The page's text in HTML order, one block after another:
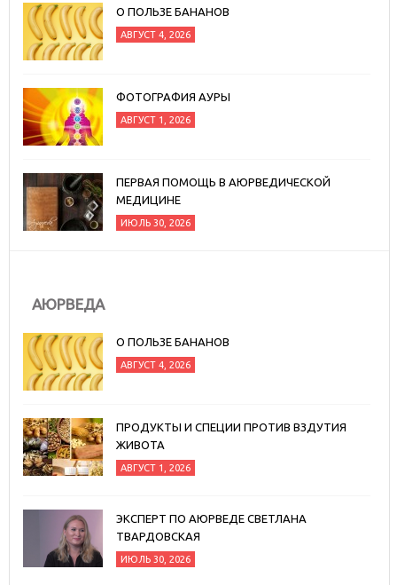
О ПОЛЬЗЕ БАНАНОВ
АВГУСТ 4, 2026
ФОТОГРАФИЯ АУРЫ
АВГУСТ 1, 2026
ПЕРВАЯ ПОМОЩЬ В АЮРВЕДИЧЕСКОЙ
МЕДИЦИНЕ
ИЮЛЬ 30, 2026
АЮРВЕДА
О ПОЛЬЗЕ БАНАНОВ
АВГУСТ 4, 2026
ПРОДУКТЫ И СПЕЦИИ ПРОТИВ ВЗДУТИЯ
ЖИВОТА
АВГУСТ 1, 2026
ЭКСПЕРТ ПО АЮРВЕДЕ СВЕТЛАНА
ТВАРДОВСКАЯ
ИЮЛЬ 30, 2026